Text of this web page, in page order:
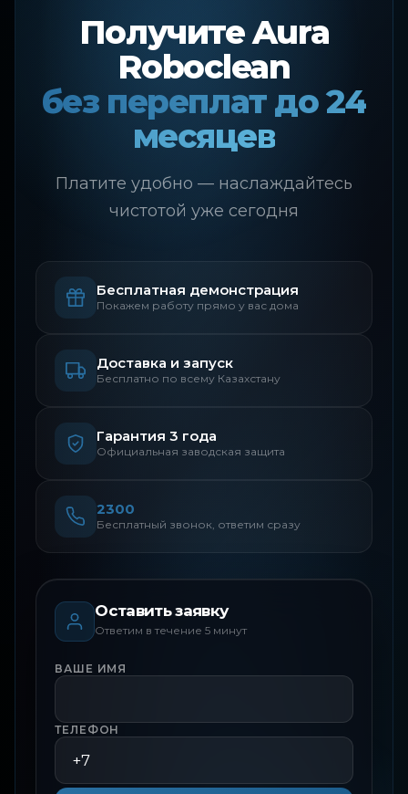
Получите Aura
Roboclean
без переплат до 24
месяцев
Платите удобно — наслаждайтесь
чистотой уже сегодня
Бесплатная демонстрация
Покажем работу прямо у вас дома
Доставка и запуск
Бесплатно по всему Казахстану
Гарантия 3 года
Официальная заводская защита
2300
Бесплатный звонок, ответим сразу
Оставить заявку
Ответим в течение 5 минут
ВАШЕ ИМЯ
ТЕЛЕФОН